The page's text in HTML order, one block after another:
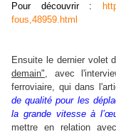
Pour découvrir :
fous,48959.html
Ensuite le dernier volet
demain", avec
ferroviaire, qui dans
de qualité pour les
la grande vitesse à
mettre en relation